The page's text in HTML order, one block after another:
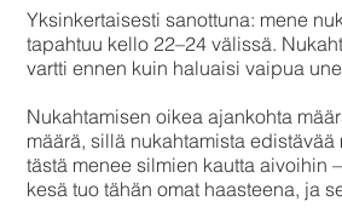
Yksinkertaisesti sanottuna: mene
tapahtuu kello 22–24 välissä.
vartti ennen kuin haluaisi vaipua
Nukahtamisen oikea ajankohta
määrä, sillä nukahtamista
tästä menee silmien kautta aivoihin
kesä tuo tähän omat haasteena, ja